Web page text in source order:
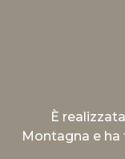
È
Montagna e ha